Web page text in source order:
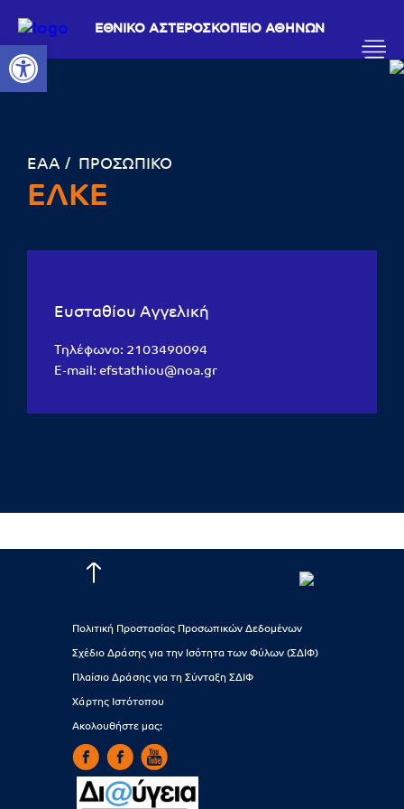
Ανοίξτε τη γραμμή εργαλείων
ΕΘΝΙΚΟ ΑΣΤΕΡΟΣΚΟΠΕΙΟ ΑΘΗΝΩΝ
ΕΑΑ ΠΡΟΣΩΠΙΚΟ
ΕΛΚΕ
Ευσταθίου Αγγελική
Τηλέφωνο: 2103490094
E-mail: efstathiou@noa.gr
Πολιτική Προστασίας Προσωπικών Δεδομένων
Σχέδιο Δράσης για την Ισότητα των Φύλων (ΣΔΙΦ)
Πλαίσιο Δράσης για τη Σύνταξη ΣΔΙΦ
Χάρτης Ιστότοπου
Ακολουθήστε μας: